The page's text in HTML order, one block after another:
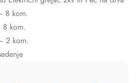
8 kom.
kom.
2 kom.